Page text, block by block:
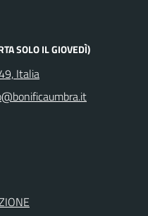
SOLO IL GIOVEDÌ)
Italia